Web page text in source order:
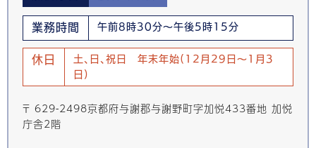
業務時間 午前8時30分～午後5時15分
休日
土、日、祝日 年末年始(12月29日～1月3
日)
〒 629-2498京都府与謝郡与謝野町字加悦433番地 加悦
庁舎2階